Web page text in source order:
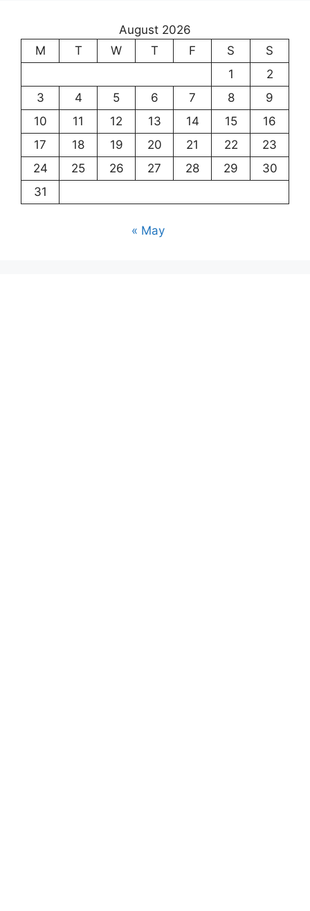
August 2026
M
T W T F S
S
1
2
3
4 5 6 7 8
9
10
11 12 13 14 15
16
17
18 19 20 21 22
23
24
25 26 27 28 29
30
31
« May